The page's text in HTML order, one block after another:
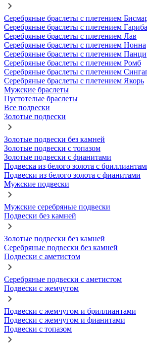
Серебряные браслеты с плетением
Серебряные браслеты с плетением
Серебряные браслеты с плетением Лав
Серебряные браслеты с плетением Нонна
Серебряные браслеты с плетением
Серебряные браслеты с плетением Ромб
Серебряные браслеты с плетением
Серебряные браслеты с плетением Якорь
Мужские браслеты
Пустотелые браслеты
Все подвески
Золотые подвески
Золотые подвески без камней
Золотые подвески с топазом
Золотые подвески с фианитами
Подвеска из белого золота с
Подвески из белого золота с фианитами
Мужские подвески
Мужские серебряные подвески
Подвески без камней
Золотые подвески без камней
Серебряные подвески без камней
Подвески с аметистом
Серебряные подвески с аметистом
Подвески с жемчугом
Подвески с жемчугом и бриллиантами
Подвески с жемчугом и фианитами
Подвески с топазом